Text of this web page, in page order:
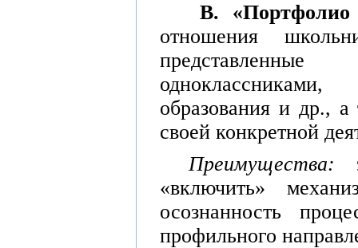
В. «Портфолио
отношения
образования и др.,
своей конкретной
Преимущества:
«включить»
осознанность
профильного